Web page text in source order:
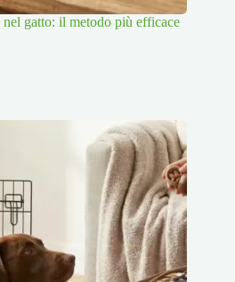
gatto: il metodo più efficace